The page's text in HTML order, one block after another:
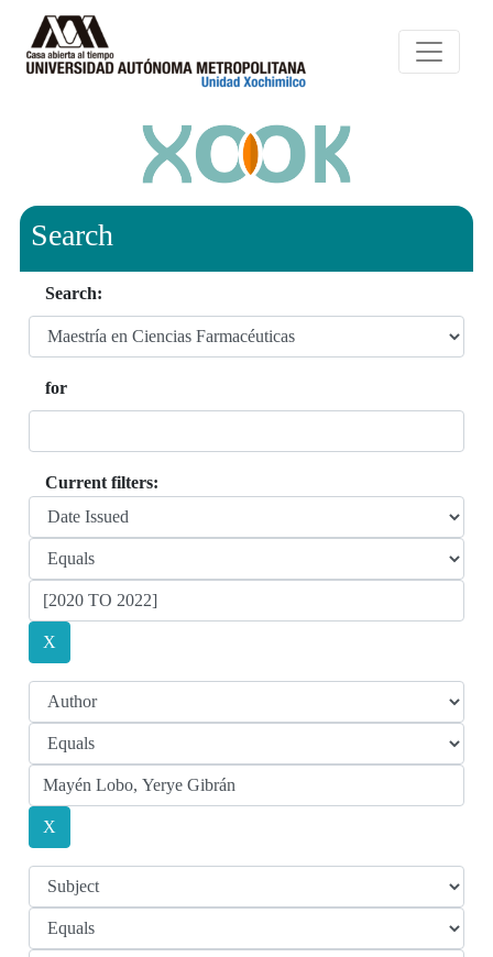
Search
Search:
for
Current filters: